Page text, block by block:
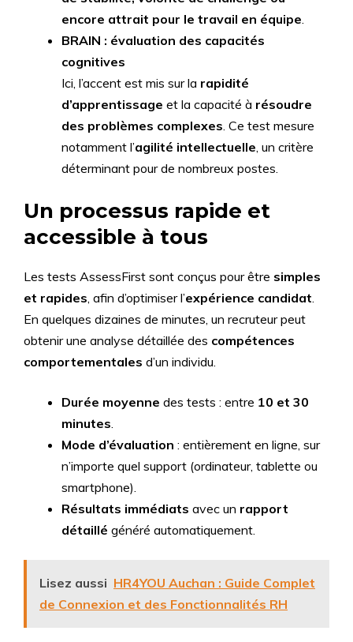
encore attrait pour le travail en équipe.
BRAIN : évaluation des capacités
cognitives
Ici, l’accent est mis sur la rapidité
d’apprentissage et la capacité à résoudre
des problèmes complexes. Ce test mesure
notamment l’agilité intellectuelle, un critère
déterminant pour de nombreux postes.
Un processus rapide et
accessible à tous
Les tests AssessFirst sont conçus pour être simples
et rapides, afin d’optimiser l’expérience candidat.
En quelques dizaines de minutes, un recruteur peut
obtenir une analyse détaillée des compétences
comportementales d’un individu.
Durée moyenne des tests : entre 10 et 30
minutes.
Mode d’évaluation : entièrement en ligne, sur
n’importe quel support (ordinateur, tablette ou
smartphone).
Résultats immédiats avec un rapport
détaillé généré automatiquement.
Lisez aussi HR4YOU Auchan : Guide Complet
de Connexion et des Fonctionnalités RH